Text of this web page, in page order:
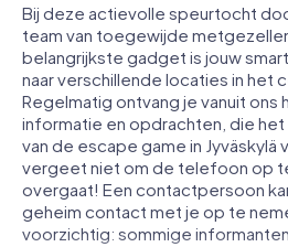
Bij deze actievolle speurtocht
team van toegewijde
belangrijkste gadget is jouw
naar verschillende locaties in het
Regelmatig ontvang je vanuit
informatie en opdrachten, die het
van de escape game in Jyväskylä
vergeet niet om de telefoon op
overgaat! Een contactpersoon
geheim contact met je op te
voorzichtig: sommige